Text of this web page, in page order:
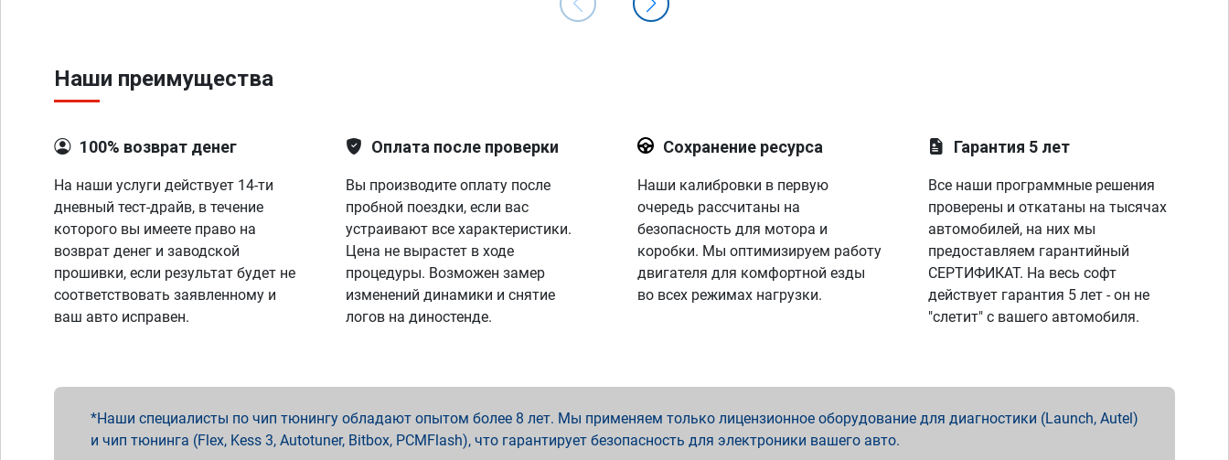
Наши преимущества
100% возврат денег
На наши услуги действует 14-ти
дневный тест-драйв, в течение
которого вы имеете право на
возврат денег и заводской
прошивки, если результат будет не
соответствовать заявленному и
ваш авто исправен.
Оплата после проверки
Вы производите оплату после
пробной поездки, если вас
устраивают все характеристики.
Цена не вырастет в ходе
процедуры. Возможен замер
изменений динамики и снятие
логов на диностенде.
Сохранение ресурса
Наши калибровки в первую
очередь рассчитаны на
безопасность для мотора и
коробки. Мы оптимизируем работу
двигателя для комфортной езды
во всех режимах нагрузки.
Гарантия 5 лет
Все наши программные решения
проверены и откатаны на тысячах
автомобилей, на них мы
предоставляем гарантийный
СЕРТИФИКАТ. На весь софт
действует гарантия 5 лет - он не
"слетит" с вашего автомобиля.
Наши специалисты по чип тюнингу обладают опытом более 8 лет. Мы применяем только лицензионное оборудование для диагностики (Launch, Autel)
и чип тюнинга (Flex, Kess 3, Autotuner, Bitbox, PCMFlash), что гарантирует безопасность для электроники вашего авто.